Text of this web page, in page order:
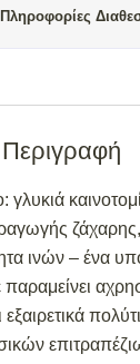
παραγγελίας:
της
μπορεί να
Μερική ποσότητα
το υπόλοιπο σε 2
εξόφλησης της
λεπτομέρειες
προϊόντων,
ινών – ένα
εξαιρετικά